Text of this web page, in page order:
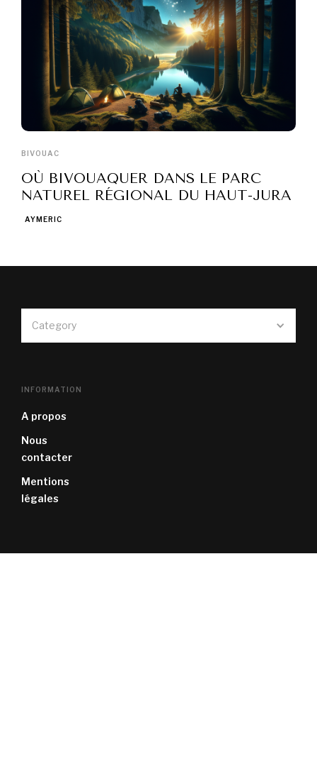
BIVOUAC
OÙ BIVOUAQUER DANS LE PARC
NATUREL RÉGIONAL DU HAUT-JURA
AYMERIC
Category
INFORMATION
A propos
Nous
contacter
Mentions
légales